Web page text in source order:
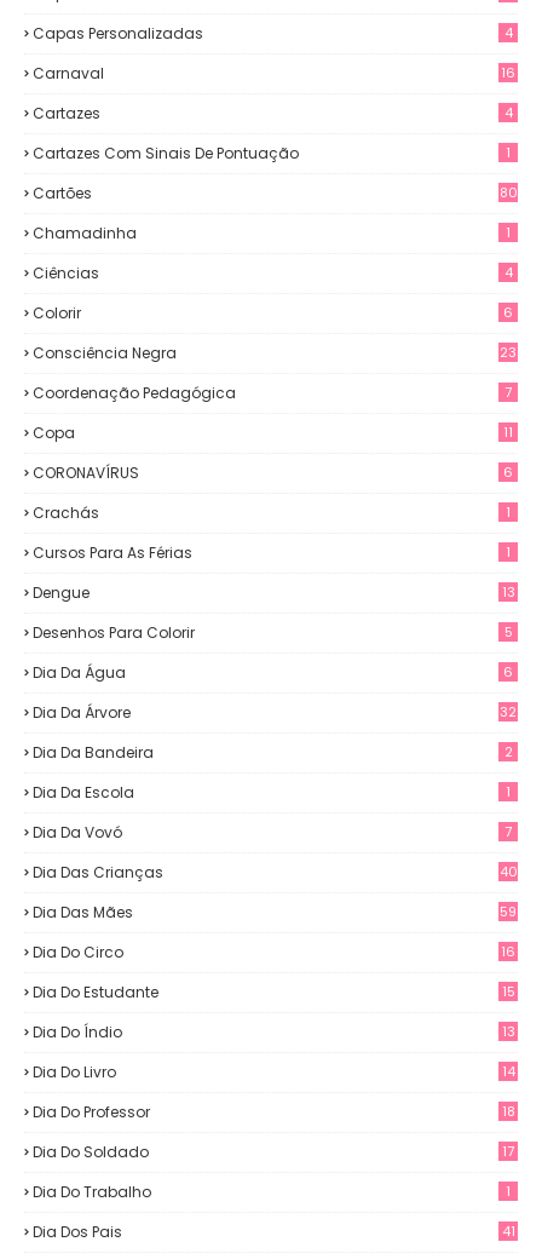
Capas Personalizadas 4
Carnaval 16
Cartazes 4
Cartazes Com Sinais De Pontuação 1
Cartões 80
Chamadinha 1
Ciências 4
Colorir 6
Consciência Negra 23
Coordenação Pedagógica 7
Copa 11
CORONAVÍRUS 6
Crachás 1
Cursos Para As Férias 1
Dengue 13
Desenhos Para Colorir 5
Dia Da Água 6
Dia Da Árvore 32
Dia Da Bandeira 2
Dia Da Escola 1
Dia Da Vovó 7
Dia Das Crianças 40
Dia Das Mães 59
Dia Do Circo 16
Dia Do Estudante 15
Dia Do Índio 13
Dia Do Livro 14
Dia Do Professor 18
Dia Do Soldado 17
Dia Do Trabalho 1
Dia Dos Pais 41